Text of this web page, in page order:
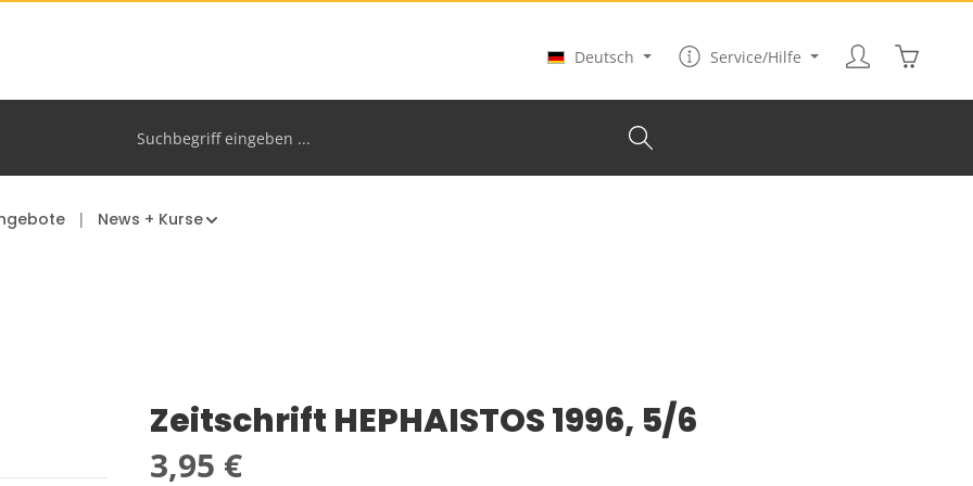
Deutsch
Service/Hilfe
News + Kurse
Zeitschrift HEPHAISTOS 1996, 5/6
Regulärer Preis:
3,95 €